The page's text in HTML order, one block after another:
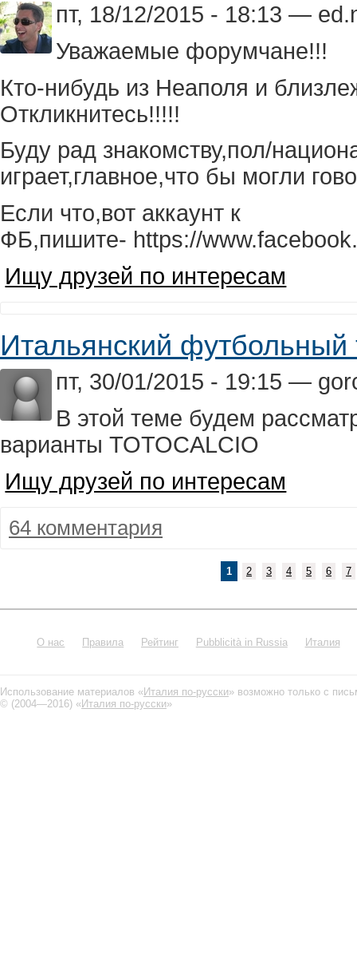
пт, 18/12/2015 - 18:13 —
Уважаемые форумчане!!!
Кто-нибудь из Неаполя и
Откликнитесь!!!!!
Буду рад знакомству,пол/
играет,главное,что бы могли
Если что,вот аккаунт к
ФБ,пишите- https://
Ищу друзей по интересам
Итальянский футбольный
пт, 30/01/2015 - 19:15 —
В этой теме будем
варианты TOTOCALCIO
Ищу друзей по интересам
64 комментария
1 2 3 4 5 6 7
О нас Правила Рейтинг Pubblicità in Russia Италия
Использование материалов «Италия по-русски» возможно только с
© (2004—2016) «Италия по-русски»